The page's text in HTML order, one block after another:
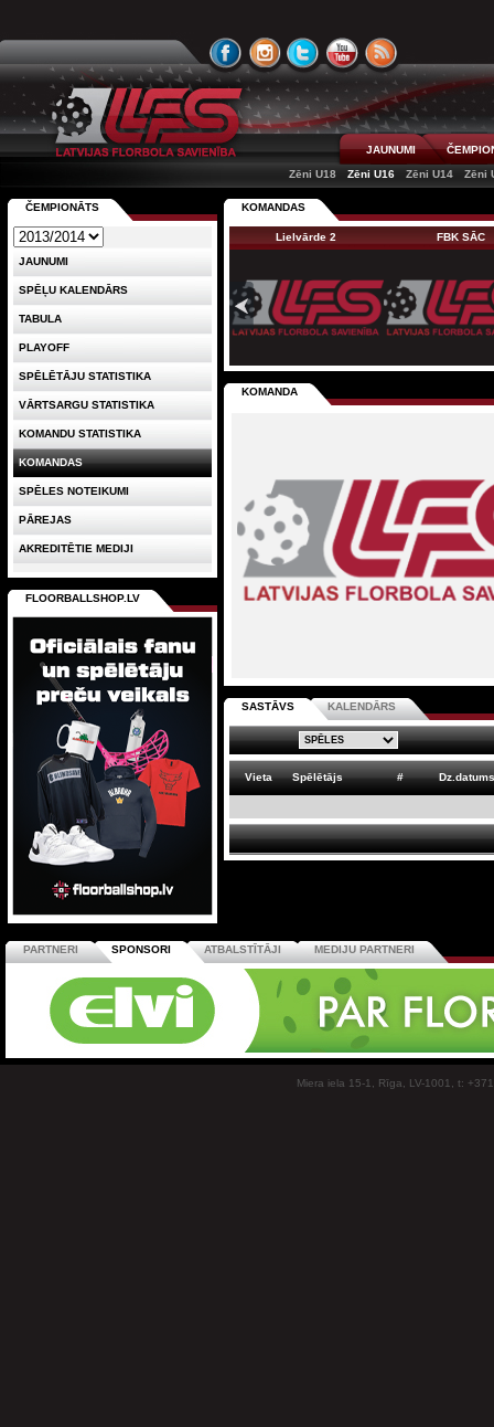
JAUNUMI
Zēni U18
Zēni U16 Zēni U14 Zēni
KOMANDAS
Lielvārde 2 FBK SĀC
KOMANDA
SASTĀVS KALENDĀRS
Vieta Spēlētājs # Dz.datums
ČEMPIONĀTS
JAUNUMI
SPĒĻU KALENDĀRS
TABULA
PLAYOFF
SPĒLĒTĀJU STATISTIKA
VĀRTSARGU STATISTIKA
KOMANDU STATISTIKA
KOMANDAS
SPĒLES NOTEIKUMI
PĀREJAS
AKREDITĒTIE MEDIJI
FLOORBALLSHOP.LV
PARTNERI SPONSORI ATBALSTĪTĀJI MEDIJU PARTNERI
Miera iela 15-1, Rīga, LV-1001, t: